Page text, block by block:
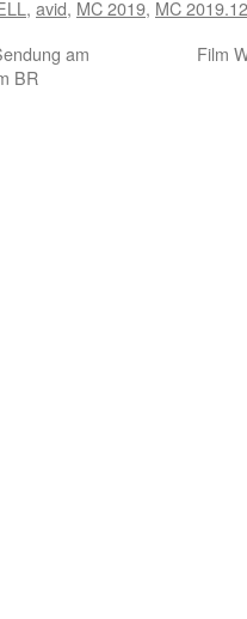
, avid, MC 2019, MC 2019.12
am
BR
Film